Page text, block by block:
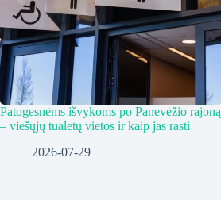
Patogesnėms išvykoms po Panevėžio rajoną
– viešųjų tualetų vietos ir kaip jas rasti
2026-07-29